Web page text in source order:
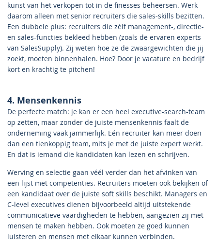
kunst van het verkopen tot in de finesses beheersen. Werk
daarom alleen met senior recruiters die sales-skills bezitten.
Een dubbele plus: recruiters die zélf management-, directie-
en sales-functies bekleed hebben (zoals de ervaren experts
van SalesSupply). Zij weten hoe ze de zwaargewichten die jij
zoekt, moeten binnenhalen. Hoe? Door je vacature en bedrijf
kort en krachtig te pitchen!
4. Mensenkennis
De perfecte match: je kan er een heel executive-search-team
op zetten, maar zonder de juiste mensenkennis faalt de
onderneming vaak jammerlijk. Eén recruiter kan meer doen
dan een tienkoppig team, mits je met de juiste expert werkt.
En dat is iemand die kandidaten kan lezen en schrijven.
Werving en selectie gaan véél verder dan het afvinken van
een lijst met competenties. Recruiters moeten ook bekijken of
een kandidaat over de juiste soft skills beschikt. Managers en
C-level executives dienen bijvoorbeeld altijd uitstekende
communicatieve vaardigheden te hebben, aangezien zij met
mensen te maken hebben. Ook moeten ze goed kunnen
luisteren en mensen met elkaar kunnen verbinden.